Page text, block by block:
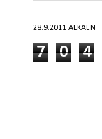
28.9.2011 ALKAEN
7 0 4